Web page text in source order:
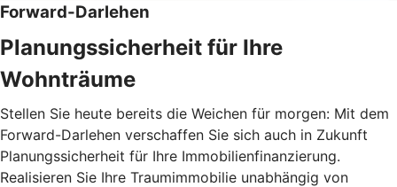
Forward-Darlehen
Planungssicherheit für Ihre
Wohnträume
Stellen Sie heute bereits die Weichen für morgen: Mit dem
Forward-Darlehen verschaffen Sie sich auch in Zukunft
Planungssicherheit für Ihre Immobilienfinanzierung.
Realisieren Sie Ihre Traumimmobilie unabhängig von